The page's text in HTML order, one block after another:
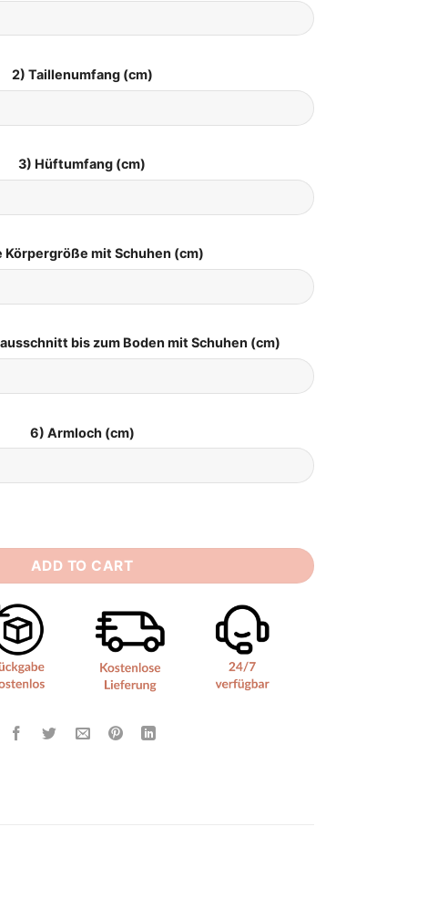
2) Taillenumfang (cm)
3) Hüftumfang (cm)
Körpergröße mit Schuhen (cm)
bis zum Boden mit Schuhen (cm)
6) Armloch (cm)
quantity
ADD TO CART